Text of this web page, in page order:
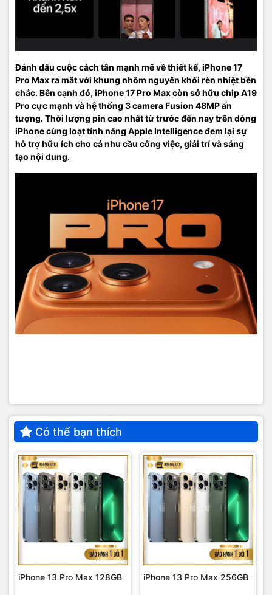
Đánh dấu cuộc cách tân mạnh mẽ về thiết kế, iPhone 17
Pro Max ra mắt với khung nhôm nguyên khối rèn nhiệt bền
chắc. Bên cạnh đó, iPhone 17 Pro Max còn sở hữu chip A19
Pro cực mạnh và hệ thống 3 camera Fusion 48MP ấn
tượng. Thời lượng pin cao nhất từ trước đến nay trên dòng
iPhone cùng loạt tính năng Apple Intelligence đem lại sự
hỗ trợ hữu ích cho cả nhu cầu công việc, giải trí và sáng
tạo nội dung.
Có thể bạn thích
iPhone 13 Pro Max 128GB iPhone 13 Pro Max 256GB